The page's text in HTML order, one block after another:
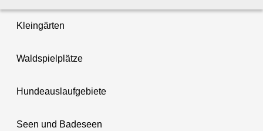
Kleingärten
Waldspielplätze
Hundeauslaufgebiete
Seen und Badeseen